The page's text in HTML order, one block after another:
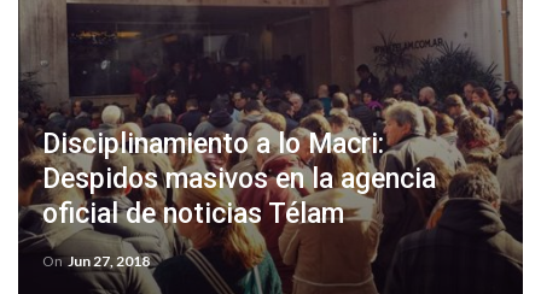
Disciplinamiento a lo Macri:
Despidos masivos en la agencia
oficial de noticias Télam
On Jun 27, 2018